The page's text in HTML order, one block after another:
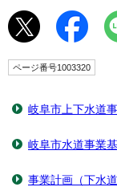
ページ番号1003320
岐阜市上下水道
岐阜市水道事業
事業計画（下水道